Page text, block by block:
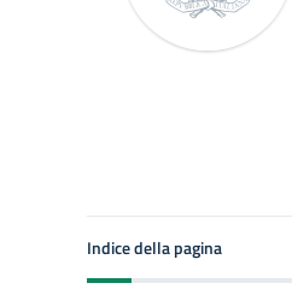
Indice della pagina